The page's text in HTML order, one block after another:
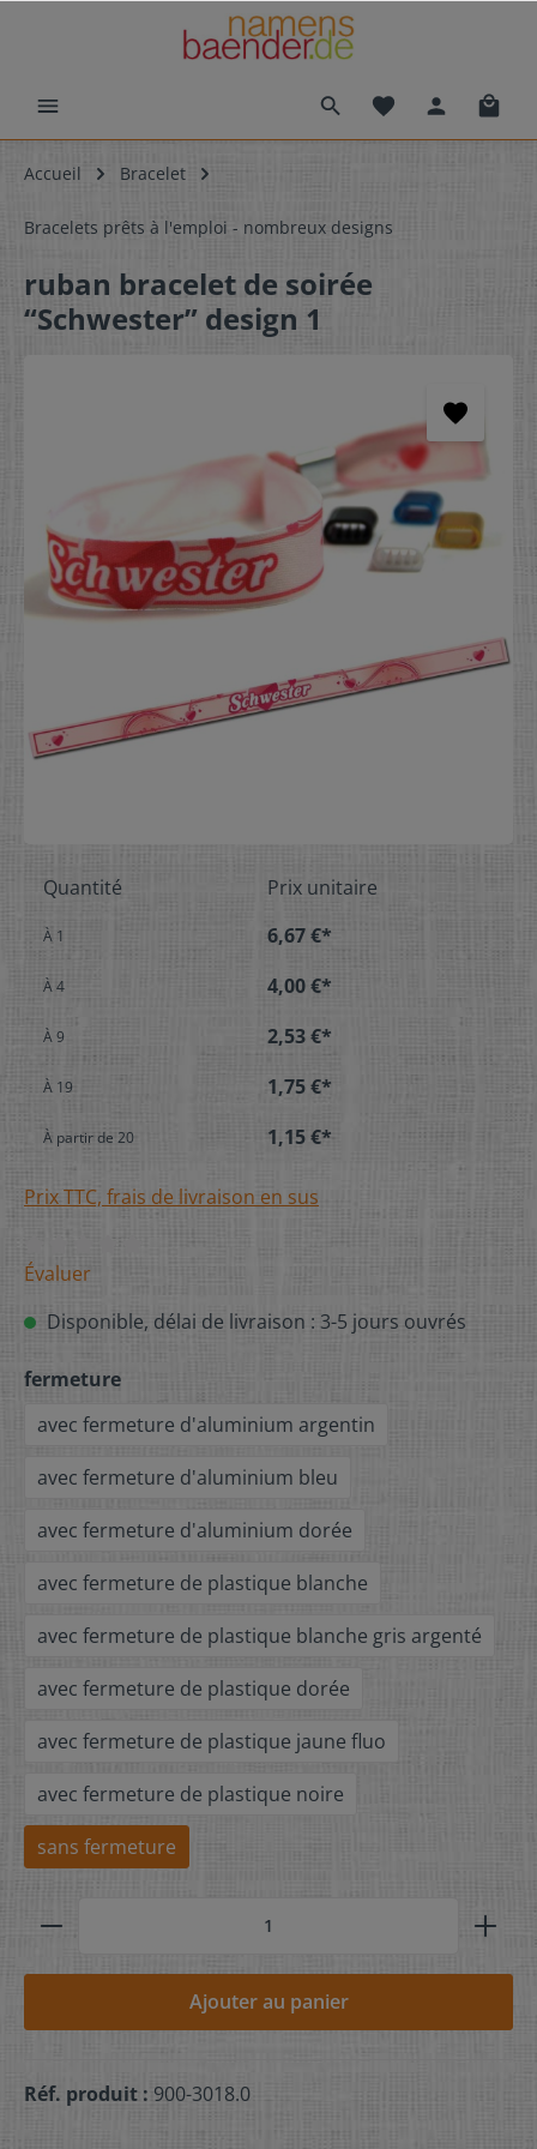
Accueil Bracelet
Bracelets prêts à l'emploi - nombreux designs
ruban bracelet de soirée
“Schwester” design 1
Quantité Prix unitaire
À 1 6,67 €*
À4 4,00 €*
À9 2,53 €*
À 19 1,75 €*
À partir de 20 1,15 €*
Prix TTC, frais de livraison en sus
Évaluer
Disponible, délai de livraison : 3-5 jours ouvrés
fermeture
avec fermeture d'aluminium argentin
avec fermeture d'aluminium bleu
avec fermeture d'aluminium dorée
avec fermeture de plastique blanche
avec fermeture de plastique blanche gris argenté
avec fermeture de plastique dorée
avec fermeture de plastique jaune fluo
avec fermeture de plastique noire
sans fermeture
Ajouter au panier
Réf. produit : 900-3018.0